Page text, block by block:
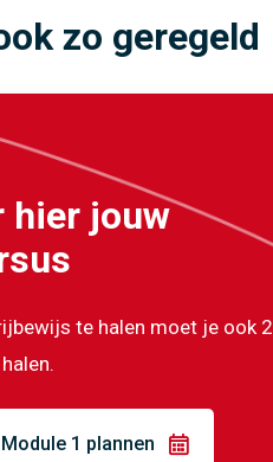
zo geregeld
hier jouw
te halen moet je ook
1 plannen